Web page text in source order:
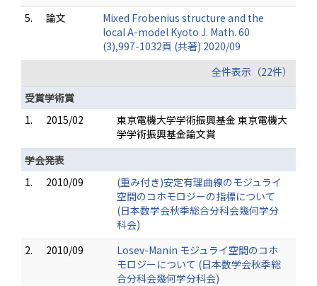
5.
論文
Mixed Frobenius structure and the
local A-model Kyoto J. Math. 60
(3),997-1032頁 (共著) 2020/09
全件表示（22件）
受賞学術賞
1.
2015/02
東京電機大学学術振興基金 東京電機大
学学術振興基金論文賞
学会発表
1.
2010/09
(重み付き)安定有理曲線のモジュライ
空間のコホモロジーの指標について
(日本数学会秋季総合分科会幾何学分
科会)
2.
2010/09
Losev-Manin モジュライ空間のコホ
モロジーについて (日本数学会秋季総
合分科会幾何学分科会)